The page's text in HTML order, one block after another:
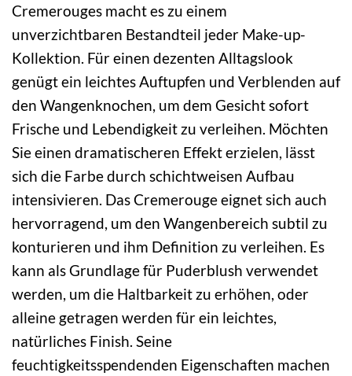
Cremerouges macht es zu einem
unverzichtbaren Bestandteil jeder Make-up-
Kollektion. Für einen dezenten Alltagslook
genügt ein leichtes Auftupfen und Verblenden auf
den Wangenknochen, um dem Gesicht sofort
Frische und Lebendigkeit zu verleihen. Möchten
Sie einen dramatischeren Effekt erzielen, lässt
sich die Farbe durch schichtweisen Aufbau
intensivieren. Das Cremerouge eignet sich auch
hervorragend, um den Wangenbereich subtil zu
konturieren und ihm Definition zu verleihen. Es
kann als Grundlage für Puderblush verwendet
werden, um die Haltbarkeit zu erhöhen, oder
alleine getragen werden für ein leichtes,
natürliches Finish. Seine
feuchtigkeitsspendenden Eigenschaften machen